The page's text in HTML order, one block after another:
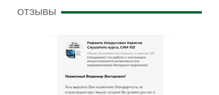
ОТЗЫВЫ